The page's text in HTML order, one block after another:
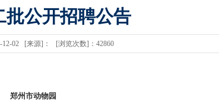
批公开招聘公告
12-02 [来源]： [浏览次数]：42860
郑州市动物园